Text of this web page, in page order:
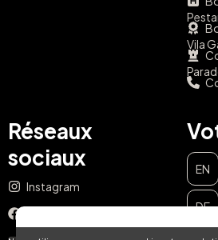
Vila
Réseaux
sociaux
Instagram
EN
DE